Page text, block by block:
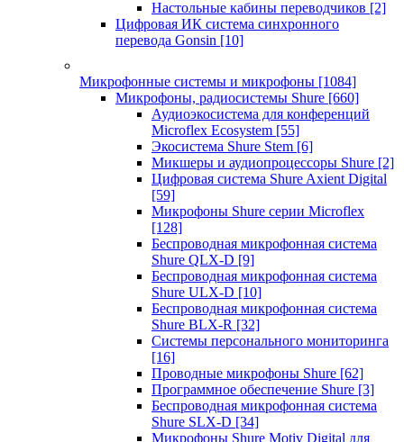
Настольные кабины переводчиков [2]
Цифровая ИК система синхронного
перевода Gonsin [10]
Микрофонные системы и микрофоны [1084]
Микрофоны, радиосистемы Shure [660]
Аудиоэкосистема для конференций
Microflex Ecosystem [55]
Экосистема Shure Stem [6]
Микшеры и аудиопроцессоры Shure [2]
Цифровая система Shure Axient Digital
[59]
Микрофоны Shure серии Microflex
[128]
Беспроводная микрофонная система
Shure QLX-D [9]
Беспроводная микрофонная система
Shure ULX-D [10]
Беспроводная микрофонная система
Shure BLX-R [32]
Системы персонального мониторинга
[16]
Проводные микрофоны Shure [62]
Программное обеспечение Shure [3]
Беспроводная микрофонная система
Shure SLX-D [34]
Микрофоны Shure Motiv Digital для